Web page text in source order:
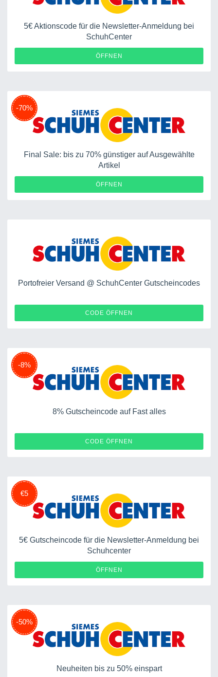
5€ Aktionscode für die Newsletter-Anmeldung bei
SchuhCenter
ÖFFNEN
-70%
Final Sale: bis zu 70% günstiger auf Ausgewählte
Artikel
ÖFFNEN
Portofreier Versand @ SchuhCenter Gutscheincodes
CODE ÖFFNEN
-8%
8% Gutscheincode auf Fast alles
CODE ÖFFNEN
€5
5€ Gutscheincode für die Newsletter-Anmeldung bei
Schuhcenter
ÖFFNEN
-50%
Neuheiten bis zu 50% einspart